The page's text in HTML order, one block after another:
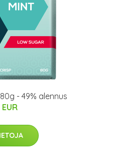
- 49% alennus
EUR